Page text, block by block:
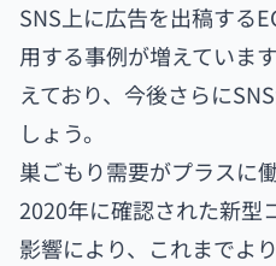
SNS上に広告を出稿する
用する事例が増えていま
えており、今後さらに
しょう。
巣ごもり需要がプラスに
2020年に確認された新型
影響により、これまでよ